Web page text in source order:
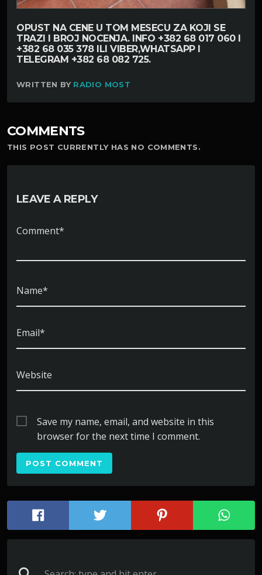
OPUST NA CENE U TOM MESECU ZA KOJI SE
TRAZI I BROJ NOCENJA. INFO +382 68 017 060 I
+382 68 035 378 ILI VIBER,WHATSAPP I
TELEGRAM +382 68 082 725.
WRITTEN BY RADIO MOST
COMMENTS
THIS POST CURRENTLY HAS NO COMMENTS.
LEAVE A REPLY
Comment*
Name*
Email*
Website
Save my name, email, and website in this
browser for the next time I comment.